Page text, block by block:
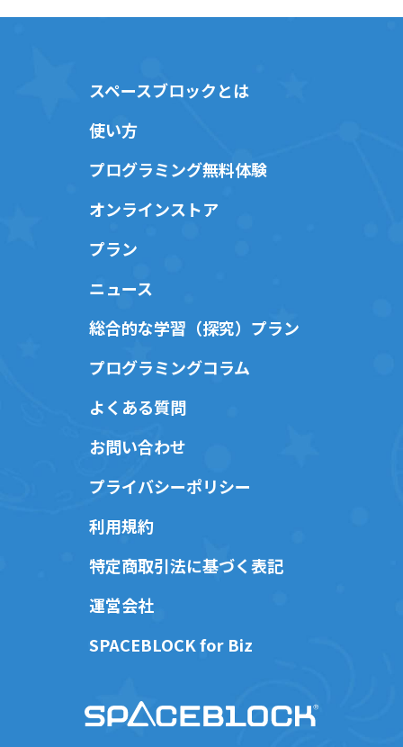
スペースブロックとは
使い方
プログラミング無料体験
オンラインストア
プラン
ニュース
総合的な学習（探究）プラン
プログラミングコラム
よくある質問
お問い合わせ
プライバシーポリシー
利用規約
特定商取引法に基づく表記
運営会社
SPACEBLOCK for Biz